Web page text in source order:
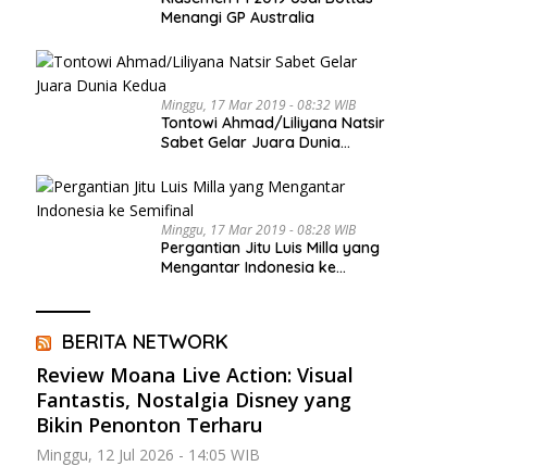
Menangi GP Australia
Minggu, 17 Mar 2019 - 08:32 WIB
Tontowi Ahmad/Liliyana Natsir
Sabet Gelar Juara Dunia
Minggu, 17 Mar 2019 - 08:28 WIB
Pergantian Jitu Luis Milla yang
Mengantar Indonesia ke
BERITA NETWORK
Review Moana Live Action: Visual
Fantastis, Nostalgia Disney yang
Bikin Penonton Terharu
Minggu, 12 Jul 2026 - 14:05 WIB